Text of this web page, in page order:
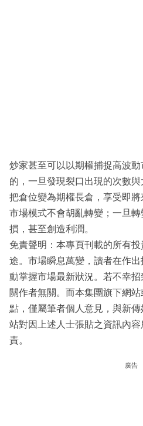
炒家甚至可以以期權捕捉高波
的，一旦發現裂口出現的次數
把倉位變為期權長倉，享受即將
市場模式不會胡亂轉變；一旦
損，甚至創造利潤。
免責聲明：本專頁刊載的所有
途。市場瞬息萬變，讀者在作
動掌握市場最新狀況。若不幸
關作者無關。而本集團旗下網
點，僅屬筆者個人意見，與新
站對因上述人士張貼之資訊內
責。
廣告